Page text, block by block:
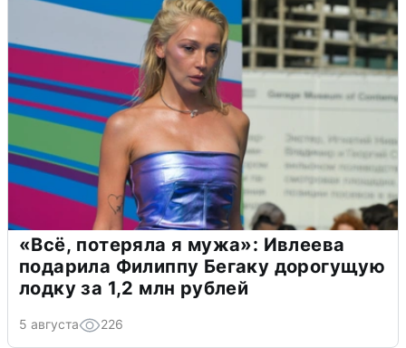
«Всё, потеряла я мужа»: Ивлеева
подарила Филиппу Бегаку дорогущую
лодку за 1,2 млн рублей
5 августа 226